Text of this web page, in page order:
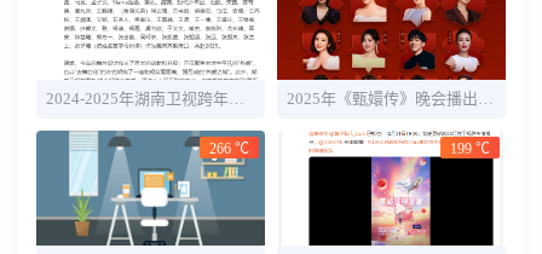
2024-2025年湖南卫视跨年晚会直播时间+全阵容明星官宣 2025年《甄嬛传》晚会播出时间几点 嘉宾名单一览
266 ℃ 199 ℃